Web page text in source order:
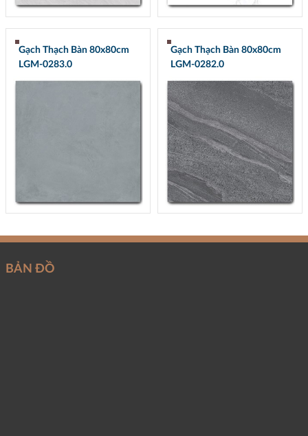
Gạch Thạch Bàn 80x80cm
LGM-0283.0
Gạch Thạch Bàn 80x80cm
LGM-0282.0
BẢN ĐỒ